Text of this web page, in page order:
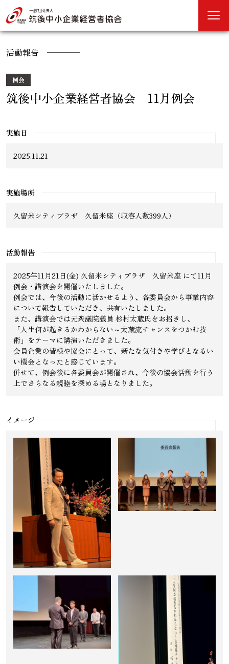
活動報告
例会
筑後中小企業経営者協会 11月例会
実施日
2025.11.21
実施場所
久留米シティプラザ 久留米座（収容人数399人）
活動報告
2025年11月21日(金) 久留米シティプラザ 久留米座 にて11月
例会・講演会を開催いたしました。
例会では、今後の活動に活かせるよう、各委員会から事業内容
について報告していただき、共有いたしました。
また、講演会では元衆議院議員 杉村太蔵氏をお招きし、
「人生何が起きるかわからない～太蔵流チャンスをつかむ技
術」をテーマに講演いただきました。
会員企業の皆様や協会にとって、新たな気付きや学びとなるい
い機会となったと感じています。
併せて、例会後に各委員会が開催され、今後の協会活動を行う
上でさらなる親睦を深める場となりました。
イメージ